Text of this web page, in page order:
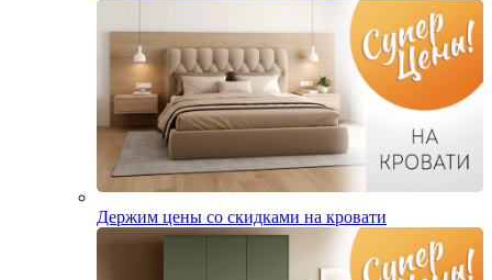
Держим цены со скидками на кровати